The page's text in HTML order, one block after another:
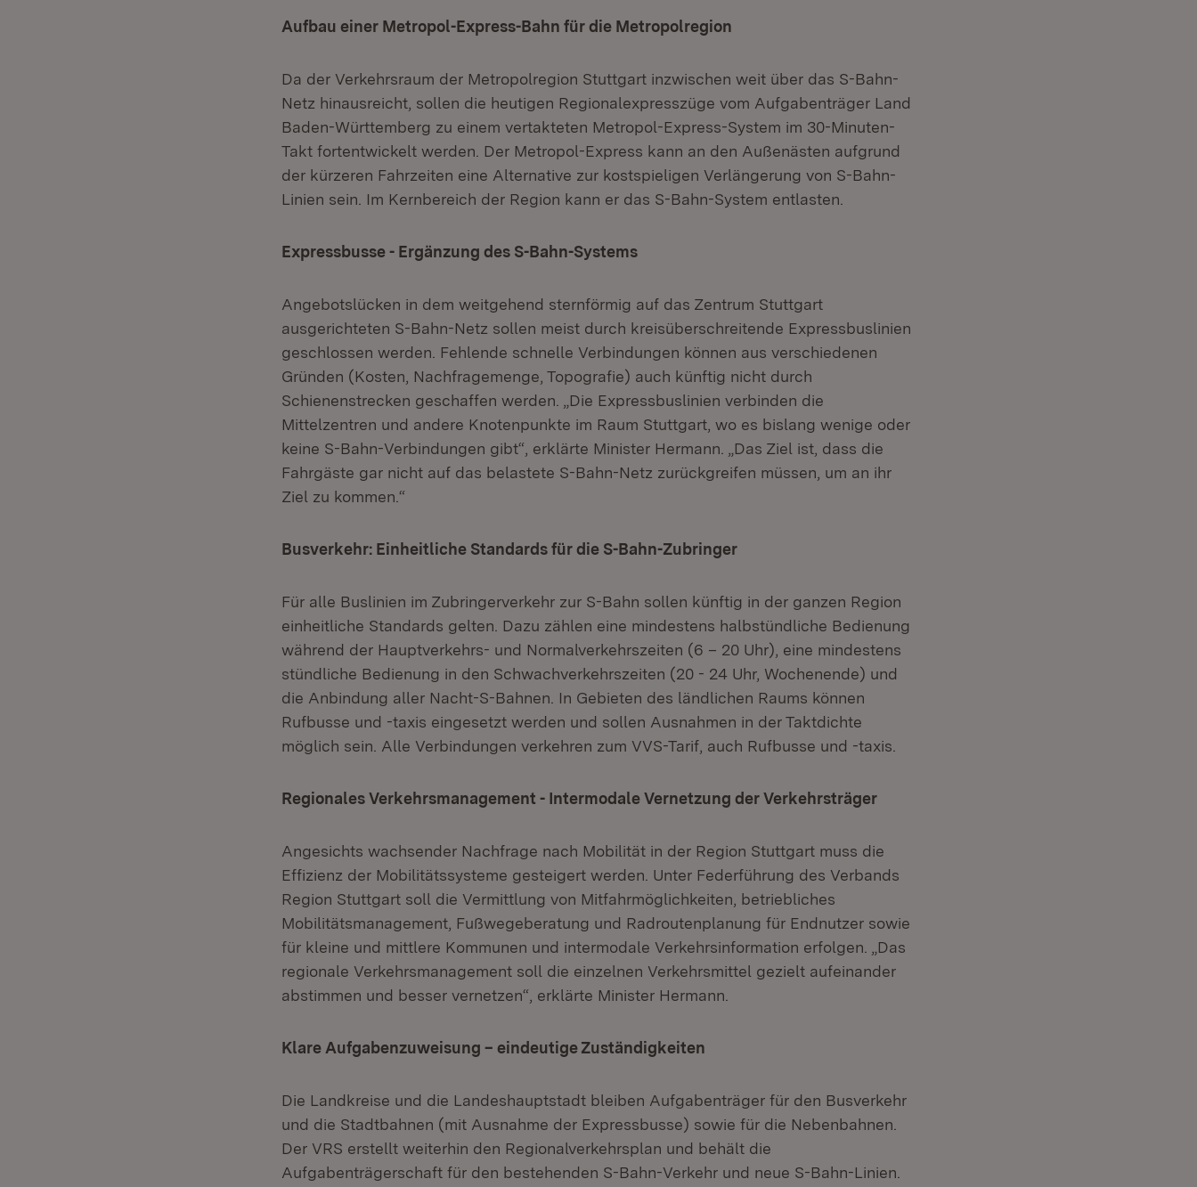
Aufbau einer Metropol-Express-Bahn für die Metropolregion
Da der Verkehrsraum der Metropolregion Stuttgart inzwischen weit über das S-Bahn-
Netz hinausreicht, sollen die heutigen Regionalexpresszüge vom Aufgabenträger Land
Baden-Württemberg zu einem vertakteten Metropol-Express-System im 30-Minuten-
Takt fortentwickelt werden. Der Metropol-Express kann an den Außenästen aufgrund
der kürzeren Fahrzeiten eine Alternative zur kostspieligen Verlängerung von S-Bahn-
Linien sein. Im Kernbereich der Region kann er das S-Bahn-System entlasten.
Expressbusse - Ergänzung des S-Bahn-Systems
Angebotslücken in dem weitgehend sternförmig auf das Zentrum Stuttgart
ausgerichteten S-Bahn-Netz sollen meist durch kreisüberschreitende Expressbuslinien
geschlossen werden. Fehlende schnelle Verbindungen können aus verschiedenen
Gründen (Kosten, Nachfragemenge, Topografie) auch künftig nicht durch
Schienenstrecken geschaffen werden. „Die Expressbuslinien verbinden die
Mittelzentren und andere Knotenpunkte im Raum Stuttgart, wo es bislang wenige oder
keine S-Bahn-Verbindungen gibt“, erklärte Minister Hermann. „Das Ziel ist, dass die
Fahrgäste gar nicht auf das belastete S-Bahn-Netz zurückgreifen müssen, um an ihr
Ziel zu kommen.“
Busverkehr: Einheitliche Standards für die S-Bahn-Zubringer
Für alle Buslinien im Zubringerverkehr zur S-Bahn sollen künftig in der ganzen Region
einheitliche Standards gelten. Dazu zählen eine mindestens halbstündliche Bedienung
während der Hauptverkehrs- und Normalverkehrszeiten (6 – 20 Uhr), eine mindestens
stündliche Bedienung in den Schwachverkehrszeiten (20 - 24 Uhr, Wochenende) und
die Anbindung aller Nacht-S-Bahnen. In Gebieten des ländlichen Raums können
Rufbusse und -taxis eingesetzt werden und sollen Ausnahmen in der Taktdichte
möglich sein. Alle Verbindungen verkehren zum VVS-Tarif, auch Rufbusse und -taxis.
Regionales Verkehrsmanagement - Intermodale Vernetzung der Verkehrsträger
Angesichts wachsender Nachfrage nach Mobilität in der Region Stuttgart muss die
Effizienz der Mobilitätssysteme gesteigert werden. Unter Federführung des Verbands
Region Stuttgart soll die Vermittlung von Mitfahrmöglichkeiten, betriebliches
Mobilitätsmanagement, Fußwegeberatung und Radroutenplanung für Endnutzer sowie
für kleine und mittlere Kommunen und intermodale Verkehrsinformation erfolgen. „Das
regionale Verkehrsmanagement soll die einzelnen Verkehrsmittel gezielt aufeinander
abstimmen und besser vernetzen“, erklärte Minister Hermann.
Klare Aufgabenzuweisung – eindeutige Zuständigkeiten
Die Landkreise und die Landeshauptstadt bleiben Aufgabenträger für den Busverkehr
und die Stadtbahnen (mit Ausnahme der Expressbusse) sowie für die Nebenbahnen.
Der VRS erstellt weiterhin den Regionalverkehrsplan und behält die
Aufgabenträgerschaft für den bestehenden S-Bahn-Verkehr und neue S-Bahn-Linien.